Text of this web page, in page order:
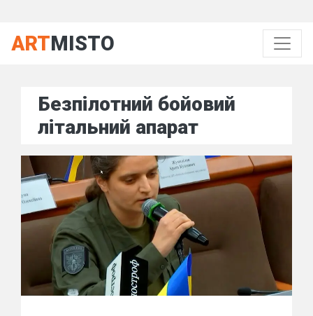
ARTMISTO
Безпілотний бойовий
літальний апарат